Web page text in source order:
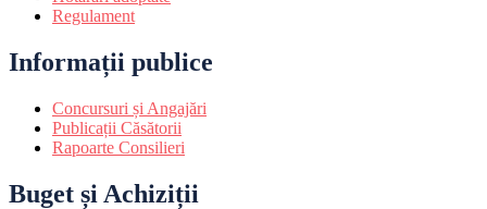
Regulament
Informații publice
Concursuri și Angajări
Publicații Căsătorii
Rapoarte Consilieri
Buget și Achiziții